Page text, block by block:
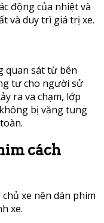
động của nhiệt và
và duy trì giá trị xe.
quan sát từ bên
tư cho người sử
ra va chạm, lớp
bị văng tung
cách
xe nên dán phim
xe.